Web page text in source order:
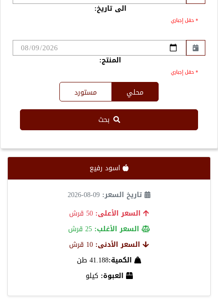
الى تاريخ:
* حقل إجباري
المنتج:
* حقل إجباري
محلي مستورد
بحث
اسود رفيع
تاريخ السعر: 09-08-2026
السعر الأعلى: 50 قرش
السعر الأغلب: 25 قرش
السعر الأدنى:
الكمية:41.188 طن
العبوة: كيلو